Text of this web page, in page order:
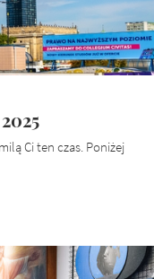
Ci ten czas. Poniżej